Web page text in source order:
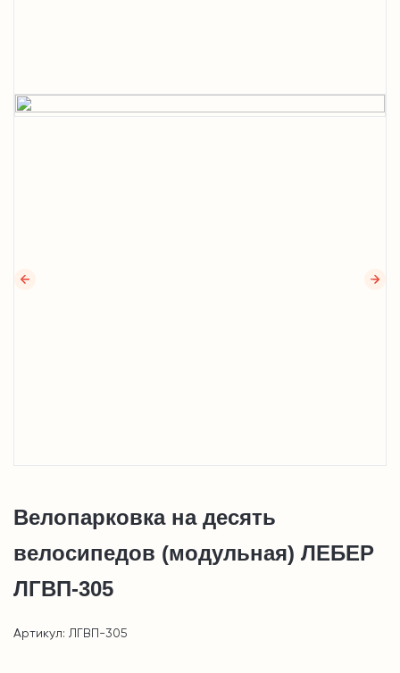
Велопарковка на десять
велосипедов (модульная) ЛЕБЕР
ЛГВП-305
Артикул: ЛГВП-305